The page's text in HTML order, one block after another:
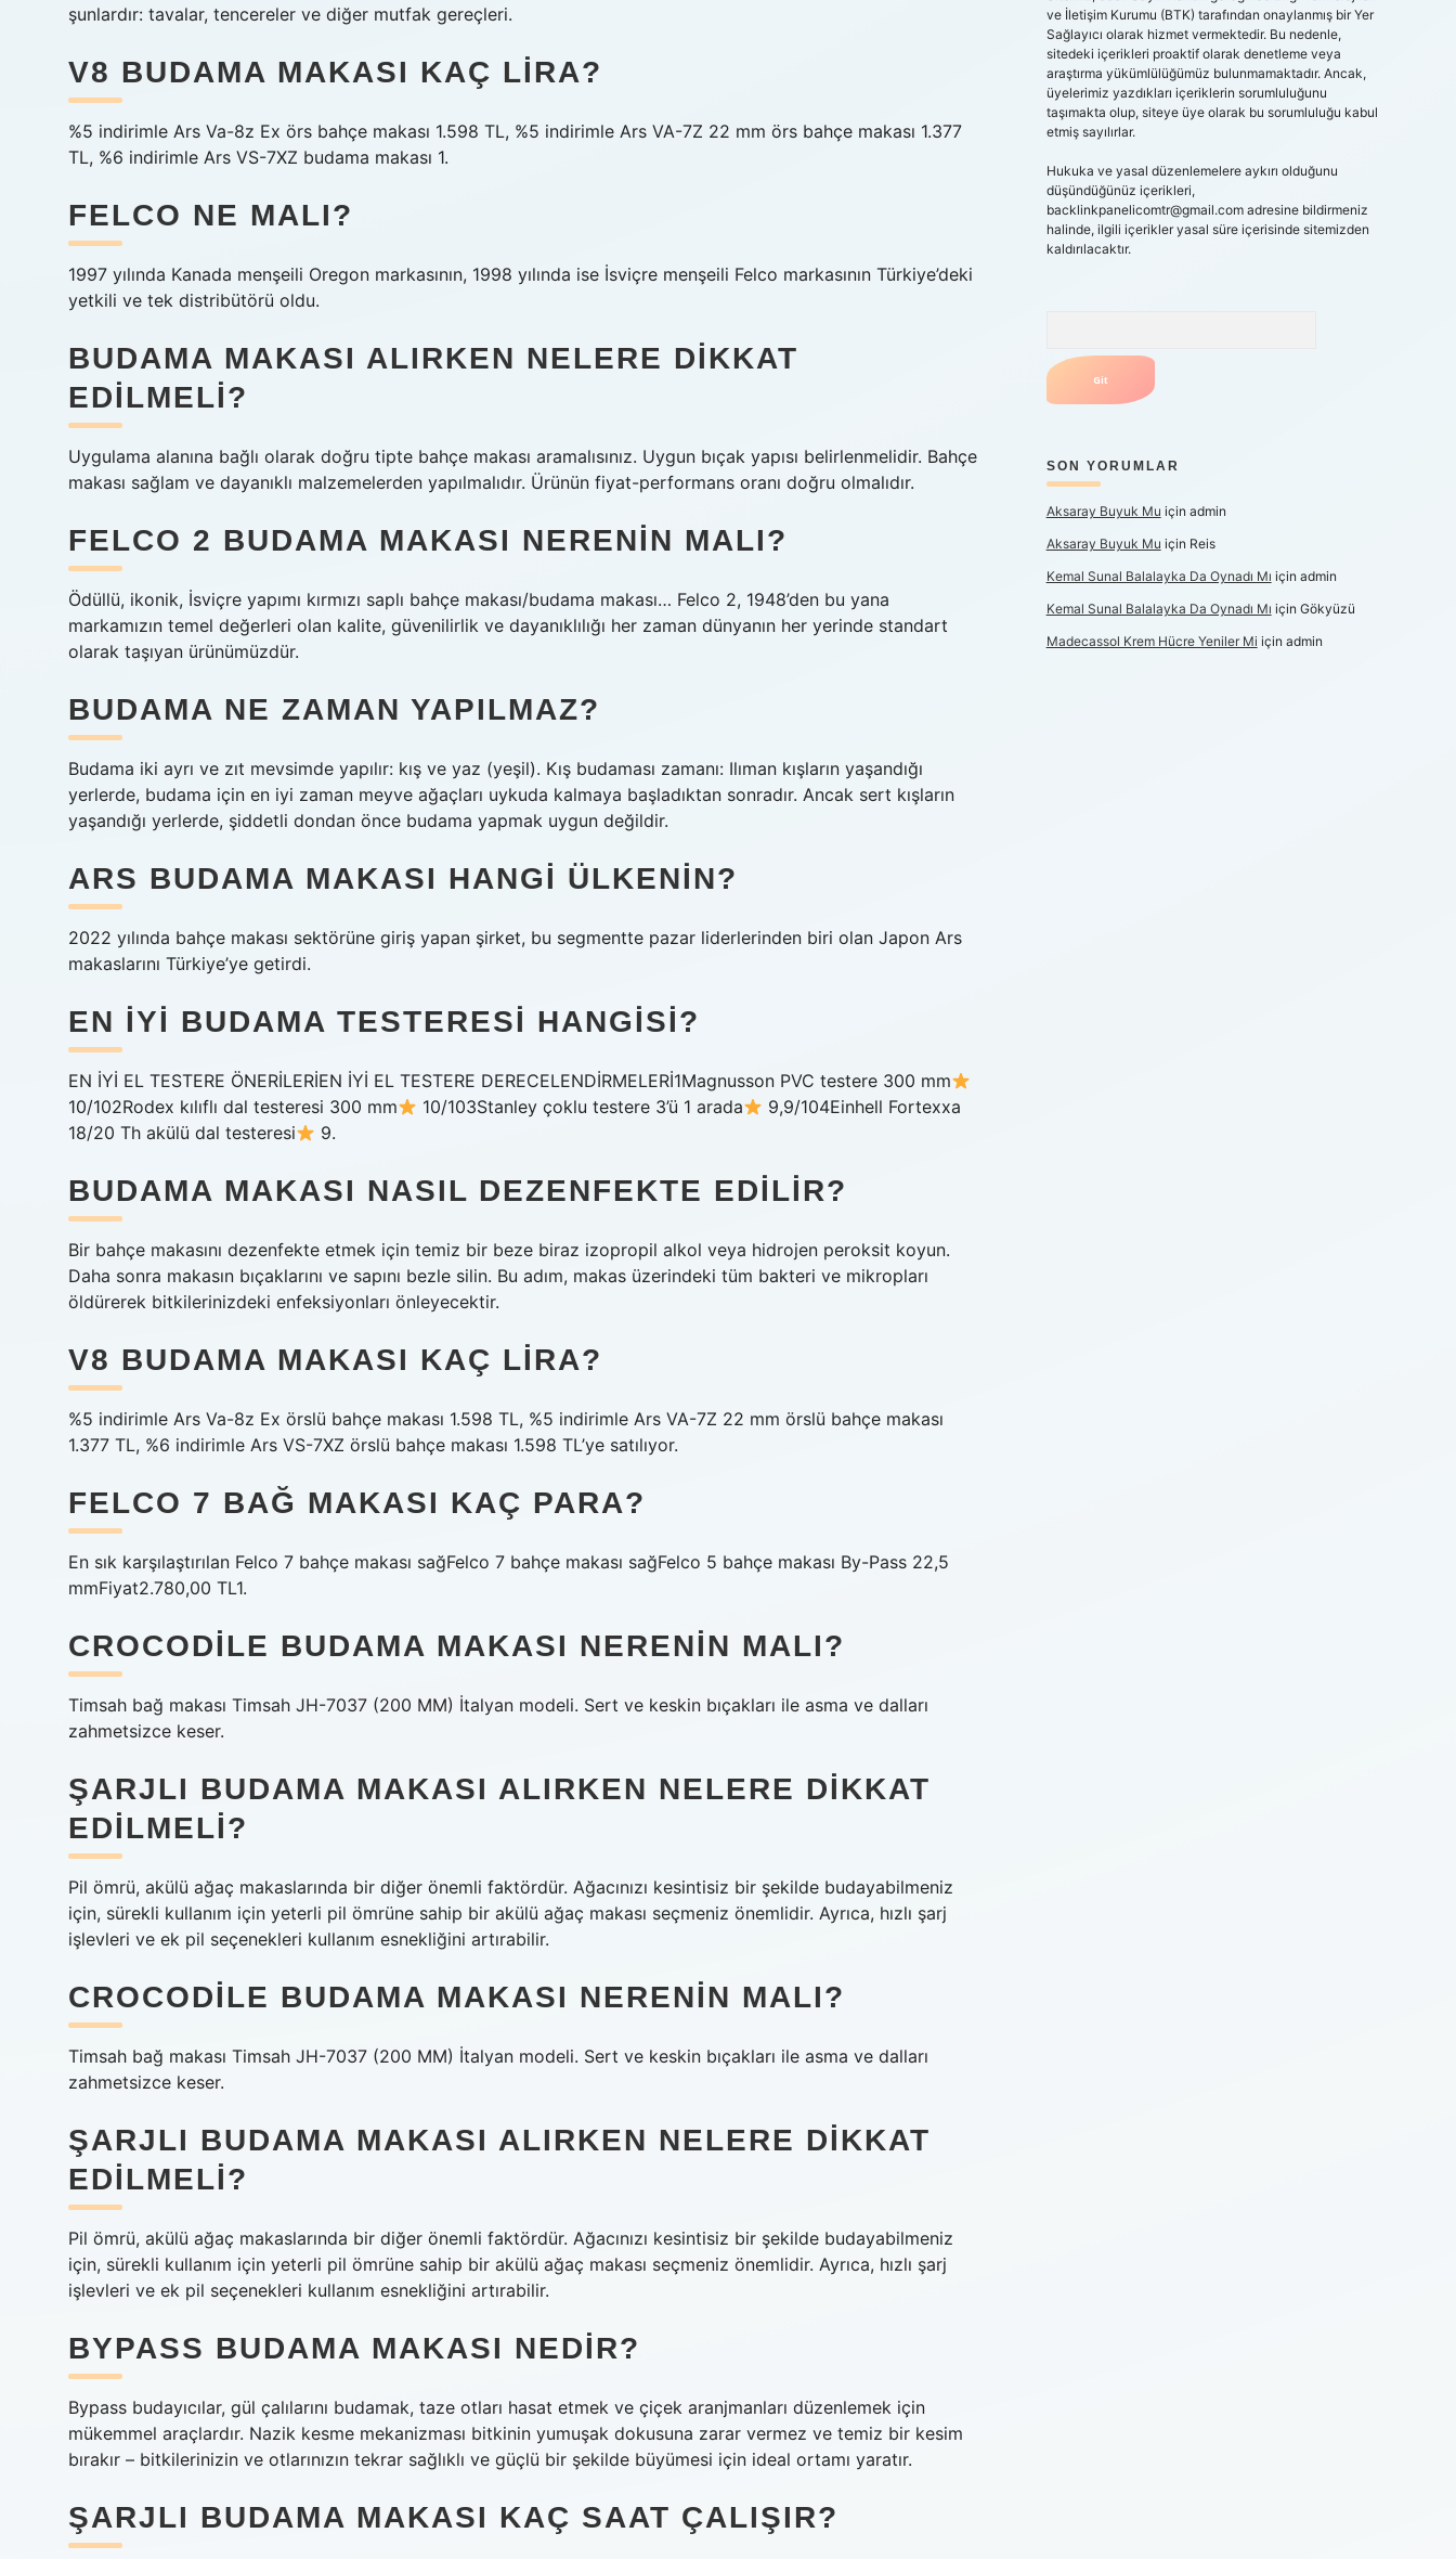
şunlardır: tavalar, tencereler ve diğer mutfak gereçleri.
V8 BUDAMA MAKASI KAÇ LIRA?
%5 indirimle Ars Va-8z Ex örs bahçe makası 1.598 TL, %5 indirimle Ars VA-7Z 22 mm örs bahçe makası 1.377
TL, %6 indirimle Ars VS-7XZ budama makası 1.
FELCO NE MALI?
1997 yılında Kanada menşeili Oregon markasının, 1998 yılında ise İsviçre menşeili Felco markasının Türkiye’deki
yetkili ve tek distribütörü oldu.
BUDAMA MAKASI ALIRKEN NELERE DIKKAT
EDILMELI?
Uygulama alanına bağlı olarak doğru tipte bahçe makası aramalısınız. Uygun bıçak yapısı belirlenmelidir. Bahçe
makası sağlam ve dayanıklı malzemelerden yapılmalıdır. Ürünün fiyat-performans oranı doğru olmalıdır.
FELCO 2 BUDAMA MAKASI NERENIN MALI?
Ödüllü, ikonik, İsviçre yapımı kırmızı saplı bahçe makası/budama makası… Felco 2, 1948’den bu yana
markamızın temel değerleri olan kalite, güvenilirlik ve dayanıklılığı her zaman dünyanın her yerinde standart
olarak taşıyan ürünümüzdür.
BUDAMA NE ZAMAN YAPILMAZ?
Budama iki ayrı ve zıt mevsimde yapılır: kış ve yaz (yeşil). Kış budaması zamanı: Ilıman kışların yaşandığı
yerlerde, budama için en iyi zaman meyve ağaçları uykuda kalmaya başladıktan sonradır. Ancak sert kışların
yaşandığı yerlerde, şiddetli dondan önce budama yapmak uygun değildir.
ARS BUDAMA MAKASI HANGI ÜLKENIN?
2022 yılında bahçe makası sektörüne giriş yapan şirket, bu segmentte pazar liderlerinden biri olan Japon Ars
makaslarını Türkiye’ye getirdi.
EN IYI BUDAMA TESTERESI HANGISI?
EN İYİ EL TESTERE ÖNERİLERİEN İYİ EL TESTERE DERECELENDİRMELERİ1Magnusson PVC testere 300 mm
10/102Rodex kılıflı dal testeresi 300 mm
10/103Stanley çoklu testere 3’ü 1 arada
9,9/104Einhell Fortexxa
18/20 Th akülü dal testeresi
9.
BUDAMA MAKASI NASIL DEZENFEKTE EDILIR?
Bir bahçe makasını dezenfekte etmek için temiz bir beze biraz izopropil alkol veya hidrojen peroksit koyun.
Daha sonra makasın bıçaklarını ve sapını bezle silin. Bu adım, makas üzerindeki tüm bakteri ve mikropları
öldürerek bitkilerinizdeki enfeksiyonları önleyecektir.
V8 BUDAMA MAKASI KAÇ LIRA?
%5 indirimle Ars Va-8z Ex örslü bahçe makası 1.598 TL, %5 indirimle Ars VA-7Z 22 mm örslü bahçe makası
1.377 TL, %6 indirimle Ars VS-7XZ örslü bahçe makası 1.598 TL’ye satılıyor.
FELCO 7 BAĞ MAKASI KAÇ PARA?
En sık karşılaştırılan Felco 7 bahçe makası sağFelco 7 bahçe makası sağFelco 5 bahçe makası By-Pass 22,5
mmFiyat2.780,00 TL1.
CROCODILE BUDAMA MAKASI NERENIN MALI?
Timsah bağ makası Timsah JH-7037 (200 MM) İtalyan modeli. Sert ve keskin bıçakları ile asma ve dalları
zahmetsizce keser.
ŞARJLI BUDAMA MAKASI ALIRKEN NELERE DIKKAT
EDILMELI?
Pil ömrü, akülü ağaç makaslarında bir diğer önemli faktördür. Ağacınızı kesintisiz bir şekilde budayabilmeniz
için, sürekli kullanım için yeterli pil ömrüne sahip bir akülü ağaç makası seçmeniz önemlidir. Ayrıca, hızlı şarj
işlevleri ve ek pil seçenekleri kullanım esnekliğini artırabilir.
CROCODILE BUDAMA MAKASI NERENIN MALI?
Timsah bağ makası Timsah JH-7037 (200 MM) İtalyan modeli. Sert ve keskin bıçakları ile asma ve dalları
zahmetsizce keser.
ŞARJLI BUDAMA MAKASI ALIRKEN NELERE DIKKAT
EDILMELI?
Pil ömrü, akülü ağaç makaslarında bir diğer önemli faktördür. Ağacınızı kesintisiz bir şekilde budayabilmeniz
için, sürekli kullanım için yeterli pil ömrüne sahip bir akülü ağaç makası seçmeniz önemlidir. Ayrıca, hızlı şarj
işlevleri ve ek pil seçenekleri kullanım esnekliğini artırabilir.
BYPASS BUDAMA MAKASI NEDIR?
Bypass budayıcılar, gül çalılarını budamak, taze otları hasat etmek ve çiçek aranjmanları düzenlemek için
mükemmel araçlardır. Nazik kesme mekanizması bitkinin yumuşak dokusuna zarar vermez ve temiz bir kesim
bırakır – bitkilerinizin ve otlarınızın tekrar sağlıklı ve güçlü bir şekilde büyümesi için ideal ortamı yaratır.
ŞARJLI BUDAMA MAKASI KAÇ SAAT ÇALIŞIR?
ve İletişim Kurumu (BTK) tarafından onaylanmış bir Yer
Sağlayıcı olarak hizmet vermektedir. Bu nedenle,
sitedeki içerikleri proaktif olarak denetleme veya
araştırma yükümlülüğümüz bulunmamaktadır. Ancak,
üyelerimiz yazdıkları içeriklerin sorumluluğunu
taşımakta olup, siteye üye olarak bu sorumluluğu kabul
etmiş sayılırlar.
Hukuka ve yasal düzenlemelere aykırı olduğunu
düşündüğünüz içerikleri,
backlinkpanelicomtr@gmail.comadresine bildirmeniz
halinde, ilgili içerikler yasal süre içerisinde sitemizden
kaldırılacaktır.
SON YORUMLAR
Aksaray Buyuk Mu için admin
Aksaray Buyuk Mu için Reis
Kemal Sunal Balalayka Da Oynadı Mı için admin
Kemal Sunal Balalayka Da Oynadı Mı için Gökyüzü
Madecassol Krem Hücre Yeniler Mi için admin